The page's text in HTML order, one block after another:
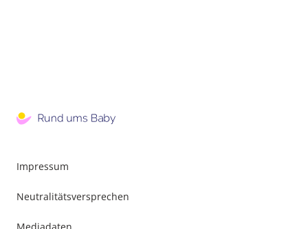
Impressum
Neutralitätsversprechen